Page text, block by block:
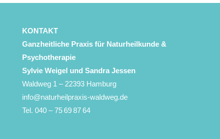
KONTAKT
Ganzheitliche Praxis für Naturheilkunde &
Psychotherapie
Sylvie Weigel und Sandra Jessen
Waldweg 1 – 22393 Hamburg
info@naturheilpraxis-waldweg.de
Tel. 040 – 75 69 87 64